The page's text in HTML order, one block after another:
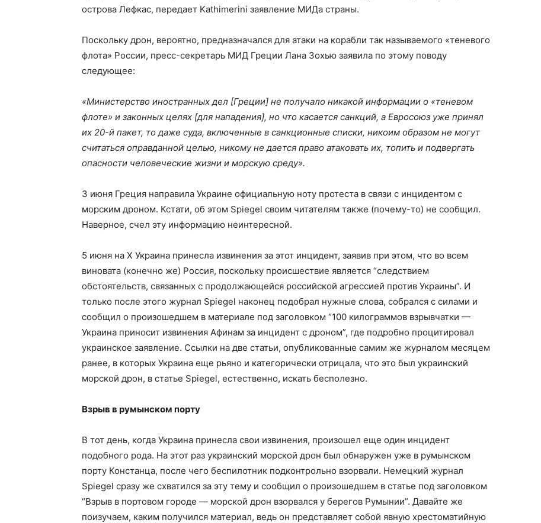
острова Лефкас, передает Kathimerini заявление МИДа страны.
Поскольку дрон, вероятно, предназначался для атаки на корабли так называемого «теневого
флота» России, пресс-секретарь МИД Греции Лана Зохью заявила по этому поводу
следующее:
«Министерство иностранных дел [Греции] не получало никакой информации о «теневом
флоте» и законных целях [для нападения], но что касается санкций, а Евросоюз уже принял
их 20-й пакет, то даже суда, включенные в санкционные списки, никоим образом не могут
считаться оправданной целью, никому не дается право атаковать их, топить и подвергать
опасности человеческие жизни и морскую среду».
3 июня Греция направила Украине официальную ноту протеста в связи с инцидентом с
морским дроном. Кстати, об этом Spiegel своим читателям также (почему-то) не сообщил.
Наверное, счел эту информацию неинтересной.
5 июня на Х Украина принесла извинения за этот инцидент, заявив при этом, что во всем
виновата (конечно же) Россия, поскольку происшествие является “следствием
обстоятельств, связанных с продолжающейся российской агрессией против Украины”. И
только после этого журнал Spiegel наконец подобрал нужные слова, собрался с силами и
сообщил о произошедшем в материале под заголовком “100 килограммов взрывчатки —
Украина приносит извинения Афинам за инцидент с дроном”, где подробно процитировал
украинское заявление. Ссылки на две статьи, опубликованные самим же журналом месяцем
ранее, в которых Украина еще рьяно и категорически отрицала, что это был украинский
морской дрон, в статье Spiegel, естественно, искать бесполезно.
Взрыв в румынском порту
В тот день, когда Украина принесла свои извинения, произошел еще один инцидент
подобного рода. На этот раз украинский морской дрон был обнаружен уже в румынском
порту Констанца, после чего беспилотник подконтрольно взорвали. Немецкий журнал
Spiegel сразу же схватился за эту тему и сообщил о произошедшем в статье под заголовком
“Взрыв в портовом городе — морской дрон взорвался у берегов Румынии”. Давайте же
поизучаем, каким получился материал, ведь он представляет собой явную хрестоматийную